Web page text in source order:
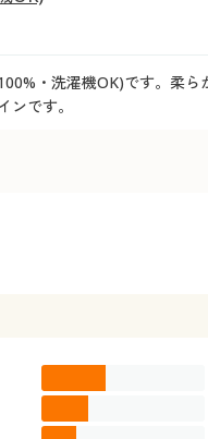
・洗濯機OK)です。柔
です。